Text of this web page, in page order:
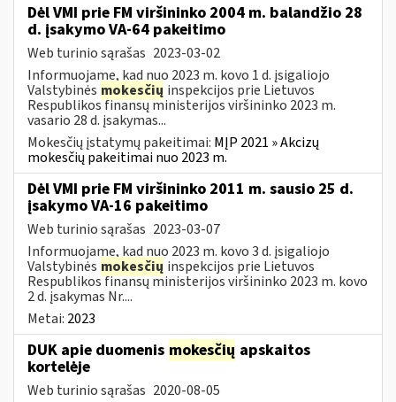
Dėl VMI prie FM viršininko 2004 m. balandžio 28
d. įsakymo VA-64 pakeitimo
Web turinio sąrašas 2023-03-02
Informuojame, kad nuo 2023 m. kovo 1 d. įsigaliojo
Valstybinės mokesčių inspekcijos prie Lietuvos
Respublikos finansų ministerijos viršininko 2023 m.
vasario 28 d. įsakymas...
Mokesčių įstatymų pakeitimai: MĮP 2021 » Akcizų
mokesčių pakeitimai nuo 2023 m.
Dėl VMI prie FM viršininko 2011 m. sausio 25 d.
įsakymo VA-16 pakeitimo
Web turinio sąrašas 2023-03-07
Informuojame, kad nuo 2023 m. kovo 3 d. įsigaliojo
Valstybinės mokesčių inspekcijos prie Lietuvos
Respublikos finansų ministerijos viršininko 2023 m. kovo
2 d. įsakymas Nr....
Metai: 2023
DUK apie duomenis mokesčių apskaitos
kortelėje
Web turinio sąrašas 2020-08-05